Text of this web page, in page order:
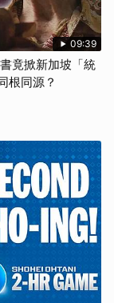
09:39
竟掀新加坡「統
根同源？